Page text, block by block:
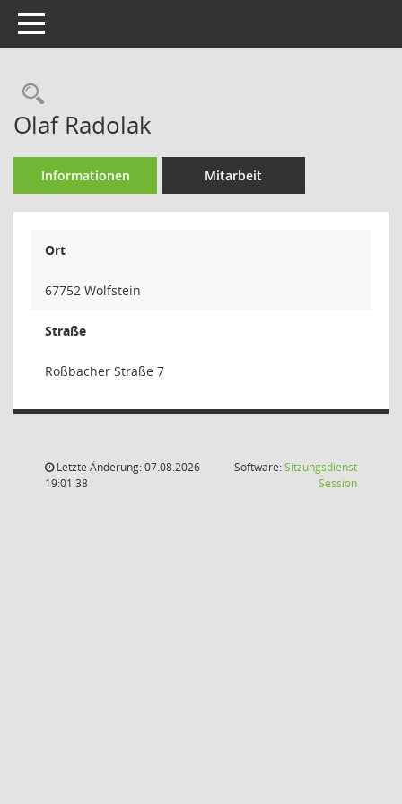
Toggle navigation
Rechercheauswahl
Olaf Radolak
Informationen Mitarbeit
Ort
67752 Wolfstein
Straße
Roßbacher Straße 7
Letzte Änderung: 07.08.2026
19:01:38
Software:Sitzungsdienst
Session(Wird in